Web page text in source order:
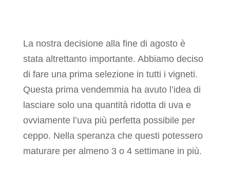
La nostra decisione alla fine di agosto è
stata altrettanto importante. Abbiamo deciso
di fare una prima selezione in tutti i vigneti.
Questa prima vendemmia ha avuto l’idea di
lasciare solo una quantità ridotta di uva e
ovviamente l’uva più perfetta possibile per
ceppo. Nella speranza che questi potessero
maturare per almeno 3 o 4 settimane in più.